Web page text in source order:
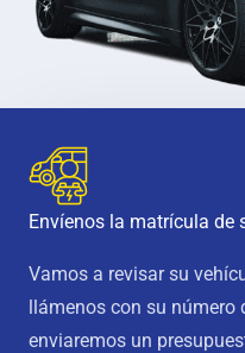
Envíenos la matrícula de
Vamos a revisar su
llámenos con su
enviaremos un